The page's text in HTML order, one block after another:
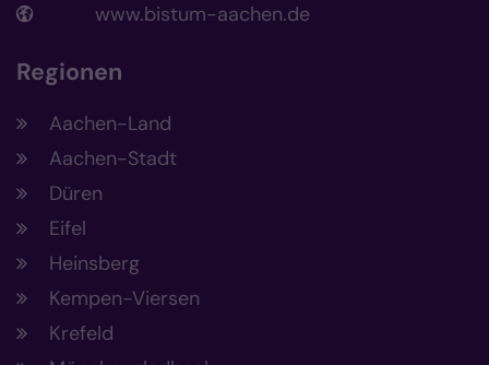
www.bistum-aachen.de
Regionen
Aachen-Land
Aachen-Stadt
Düren
Eifel
Heinsberg
Kempen-Viersen
Krefeld